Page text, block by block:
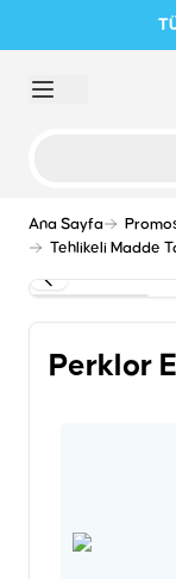
Ana Sayfa
Tehlikeli Madde
Perklor